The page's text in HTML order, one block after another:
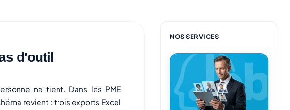
d'outil
ne tient. Dans les PME
revient : trois exports Excel
NOS SERVICES